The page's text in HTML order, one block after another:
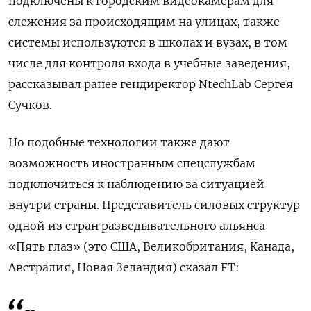
слежения за происходящим на улицах, также
системы используются в школах и вузах, в том
числе для контроля входа в учебные заведения,
рассказывал ранее гендиректор NtechLab Сергея
Сучков.
Но подобные технологии также дают
возможность иностранным спецслужбам
подключиться к наблюдению за ситуацией
внутри страны. Представитель силовых структур
одной из стран разведывательного альянса
«Пять глаз» (это США, Великобритания, Канада,
Австралия, Новая Зеландия) сказал FT: